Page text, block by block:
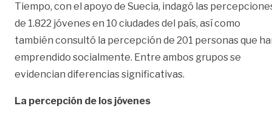
Tiempo, con el apoyo de Suecia, indagó las
de 1.822 jóvenes en 10 ciudades del país, así como
también consultó la percepción de 201 personas que
emprendido socialmente. Entre ambos grupos se
evidencian diferencias significativas.
La percepción de los jóvenes